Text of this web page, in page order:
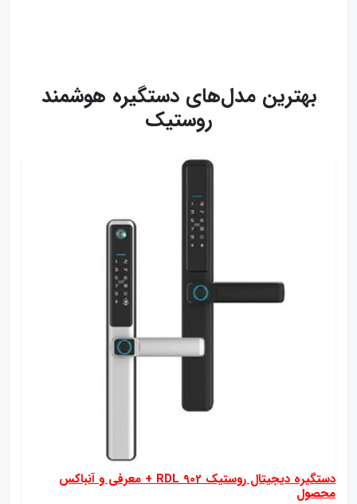
بهترین مدل‌های دستگیره هوشمند
روستیک
دستگیره دیجیتال روستیک RDL 902 + معرفی و آنباکس
محصول